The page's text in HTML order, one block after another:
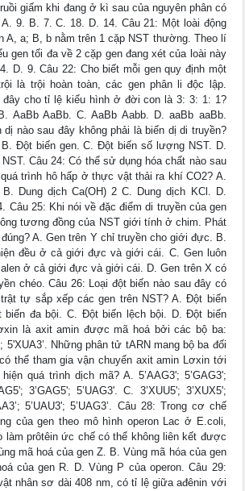
giấm khi đang ở kì sau của nguyên phân có
9. B. 7. C. 18. D. 14. Câu 21: Một loài động
A, a; B, b nằm trên 1 cặp NST thường. Theo lí
gen tối đa về 2 cặp gen đang xét của loài này
D. 9. Câu 22: Cho biết mỗi gen quy định một
là trội hoàn toàn, các gen phân li độc lập.
đây cho tỉ lệ kiểu hình ở đời con là 3: 3: 1: 1?
AaBb AaBb. C. AaBb Aabb. D. aaBb aaBb.
dị nào sau đây không phải là biến dị di truyền?
Đột biến gen. C. Đột biến số lượng NST. D.
Câu 24: Có thể sử dụng hóa chất nào sau
trình hô hấp ở thực vật thải ra khí CO2? A.
B. Dung dịch Ca(OH) 2 C. Dung dịch KCl. D.
Câu 25: Khi nói về đặc điểm di truyền của gen
tương đồng của NST giới tính ở chim. Phát
đúng? A. Gen trên Y chỉ truyền cho giới đực. B.
đều ở cả giới đực và giới cái. C. Gen luôn
ở cả giới đực và giới cái. D. Gen trên X có
chéo. Câu 26: Loại đột biến nào sau đây có
tự sắp xếp các gen trên NST? A. Đột biến
biến đa bội. C. Đột biến lệch bội. D. Đột biến
là axit amin được mã hoá bởi các bộ ba:
5'XUA3’. Những phân tử tARN mang bộ ba đối
thể tham gia vận chuyển axit amin Lơxin tới
quá trình dịch mã? A. 5’AAG3'; 5’GAG3';
3’GAG5'; 5’UAG3'. C. 3’XUU5'; 3’XUX5';
5’UAU3'; 5’UAG3’. Câu 28: Trong cơ chế
của gen theo mô hình operon Lac ở E.coli,
làm prôtêin ức chế có thể không liên kết được
mã hoá của gen Z. B. Vùng mã hóa của gen
của gen R. D. Vùng P của operon. Câu 29:
nhân sơ dài 408 nm, có tỉ lệ giữa ađênin với